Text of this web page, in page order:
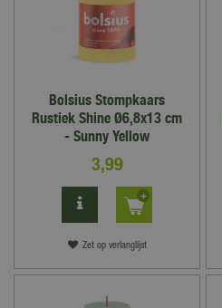
Bolsius Stompkaars
Rustiek Shine Ø6,8x13 cm
- Sunny Yellow
3,99
Zet op verlanglijst